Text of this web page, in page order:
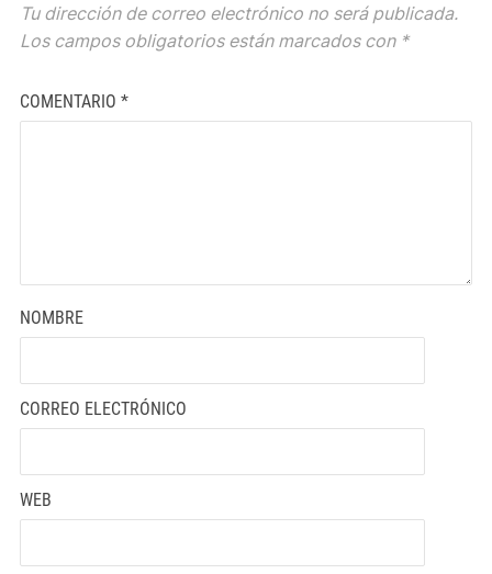
Tu dirección de correo electrónico no será publicada.
Los campos obligatorios están marcados con *
COMENTARIO *
NOMBRE
CORREO ELECTRÓNICO
WEB